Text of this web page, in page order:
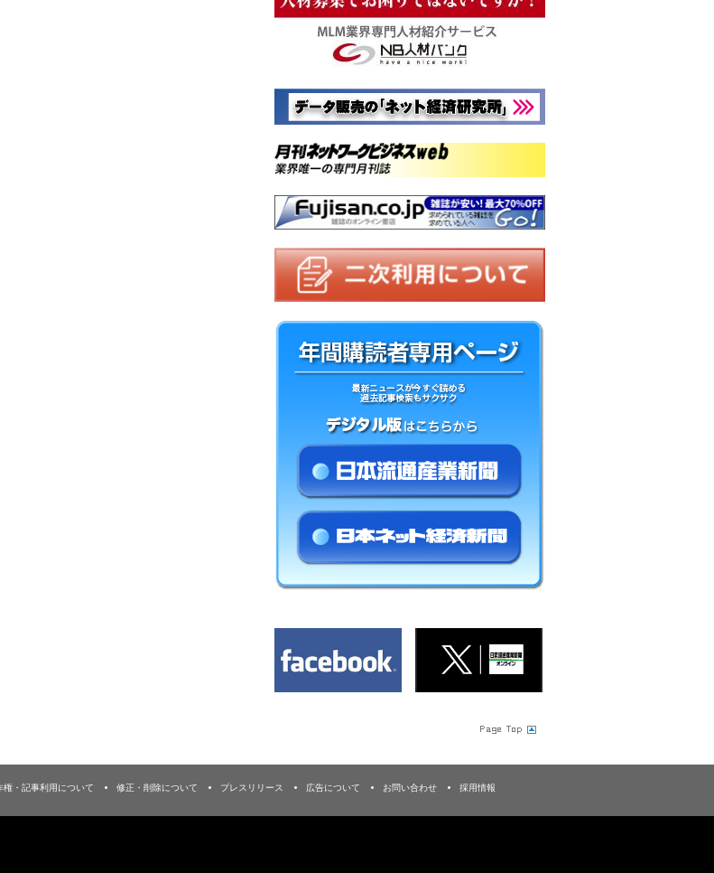
権・記事利用について 修正・削除について プレスリリース 広告について お問い合わせ 採用情報